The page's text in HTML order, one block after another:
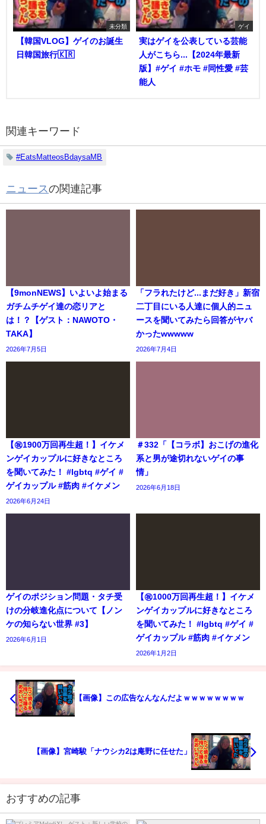
未分類
【韓国VLOG】ゲイのお誕生
日韓国旅行🇰🇷
ゲイ
実はゲイを公表している芸能
人がこちら...【2024年最新
版】#ゲイ #ホモ #同性愛 #芸
能人
関連キーワード
#EatsMatteosBdaysaMB
ニュースの関連記事
【9monNEWS】いよいよ始まる
ガチムチゲイ達の恋リアと
は！？【ゲスト：NAWOTO・
TAKA】
2026年7月5日
「フラれたけど...まだ好き」新宿
二丁目にいる人達に個人的ニュ
ースを聞いてみたら回答がヤバ
かったwwwww
2026年7月4日
【㊗️1900万回再生超！】イケメ
ンゲイカップルに好きなところ
を聞いてみた！ #lgbtq #ゲイ #
ゲイカップル #筋肉 #イケメン
2026年6月24日
＃332「【コラボ】おこげの進化
系と男が途切れないゲイの事
情」
2026年6月18日
ゲイのポジション問題・タチ受
けの分岐進化点について【ノン
ケの知らない世界 #3】
2026年6月1日
【㊗️1000万回再生超！】イケメ
ンゲイカップルに好きなところ
を聞いてみた！ #lgbtq #ゲイ #
ゲイカップル #筋肉 #イケメン
2026年1月2日
【画像】この広告なんなんだよｗｗｗｗｗｗｗｗ
【画像】宮崎駿「ナウシカ2は庵野に任せた」
おすすめの記事